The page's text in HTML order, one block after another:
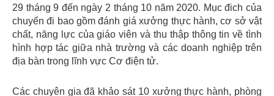
29 tháng 9 đến ngày 2 tháng 10 năm 2020. Mục đich của
chuyến đi bao gồm đánh giá xưởng thực hành, cơ sở vật
chất, năng lực của giáo viên và thu thập thông tin về tình
hình hợp tác giữa nhà trường và các doanh nghiệp trên
địa bàn trong lĩnh vực Cơ điện tử.
Các chuyên gia đã khảo sát 10 xưởng thực hành, phòng